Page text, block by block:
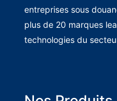
entreprises sous
plus de 20 marques
technologies du